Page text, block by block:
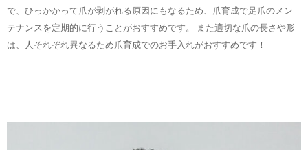
で、ひっかかって爪が剥がれる原因にもなるため、爪育成で足爪のメン
テナンスを定期的に行うことがおすすめです。 また適切な爪の長さや形
は、人それぞれ異なるため爪育成でのお手入れがおすすめです！